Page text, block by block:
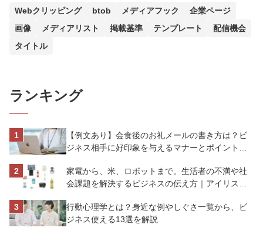
Webクリッピング btob メディアフック
企業ページ
画像
メディアリスト 掲載基準 テンプレート
配信機会
タイトル
ランキング
【例文あり】会食後のお礼メールの書き方は？ビ
ジネス相手に好印象を与えるマナーとポイントを
家電から、米、ロボットまで。生活者の不満や社
会課題を解決するビジネスの伝え方｜アイリスオ
行動心理学とは？身近な例やしぐさ一覧から、ビ
ジネス使える13選を解説